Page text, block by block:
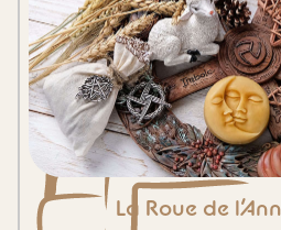
La Roue de